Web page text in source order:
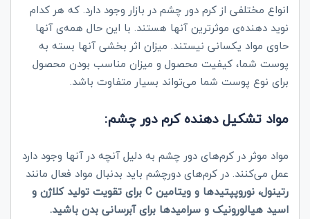
انواع مختلفی از کرم دور چشم در بازار وجود دارد. که هر کدام
نوید دهنده‌ی موثرترین آنها هستند. با این حال همه‌ی آنها
حاوی مواد یکسانی نیستند. میزان اثر بخشی آنها بسته به
پوست شما، کیفیت محصول و میزان مناسب بودن محصول
برای نوع پوست شما می‌تواند بسیار متفاوت باشد.
مواد تشکیل دهنده کرم دور چشم:
مواد موثر در کرم‌های دور چشم به دلیل آنچه در آنها وجود دارد
عمل می‌کنند. در کرم‌های دورچشم باید بدنبال مواد فعال مانند
رتینول، نوروپپتیدها و ویتامین C برای تقویت تولید کلاژن و
اسید هیالورونیک و سرامیدها برای آبرسانی بدن باشید.